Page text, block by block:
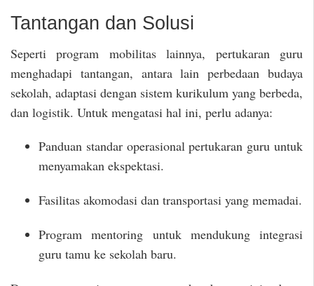
Tantangan dan Solusi
Seperti program mobilitas lainnya, pertukaran guru
menghadapi tantangan, antara lain perbedaan budaya
sekolah, adaptasi dengan sistem kurikulum yang berbeda,
dan logistik. Untuk mengatasi hal ini, perlu adanya:
Panduan standar operasional pertukaran guru untuk
menyamakan ekspektasi.
Fasilitas akomodasi dan transportasi yang memadai.
Program mentoring untuk mendukung integrasi
guru tamu ke sekolah baru.